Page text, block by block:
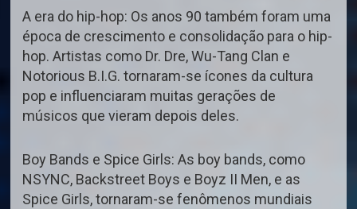
A era do hip-hop: Os anos 90 também foram uma
época de crescimento e consolidação para o hip-
hop. Artistas como Dr. Dre, Wu-Tang Clan e
Notorious B.I.G. tornaram-se ícones da cultura
pop e influenciaram muitas gerações de
músicos que vieram depois deles.
Boy Bands e Spice Girls: As boy bands, como
NSYNC, Backstreet Boys e Boyz II Men, e as
Spice Girls, tornaram-se fenômenos mundiais